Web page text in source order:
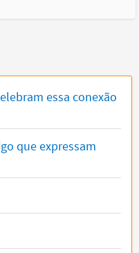
essa conexão
que expressam